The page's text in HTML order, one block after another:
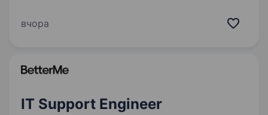
9:00−18:00 Ставка: 30000 грн + Премія
вчора
IT Support Engineer